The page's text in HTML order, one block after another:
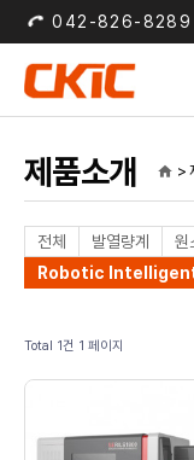
042-826-8289
제품소개 home >
전체 발열량계 원
Robotic
Total 1건 1 페이지